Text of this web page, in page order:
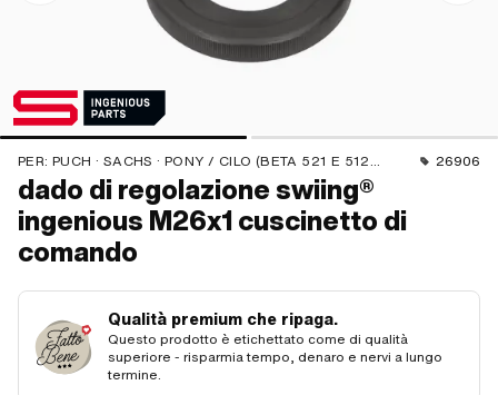
PER: PUCH · SACHS · PONY / CILO (BETA 521 E 512) · ZÜNDAPP BELMONDO · TOMOS 26906
dado di regolazione swiing®
ingenious M26x1 cuscinetto di
comando
Qualità premium che ripaga.
Questo prodotto è etichettato come di qualità
superiore - risparmia tempo, denaro e nervi a lungo
termine.